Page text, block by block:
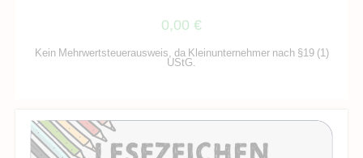
0,00 €
Kein Mehrwertsteuerausweis, da Kleinunternehmer nach §19 (1)
UStG.